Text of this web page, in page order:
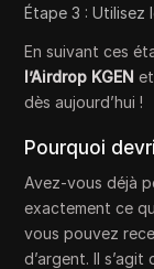
Étape 3 : Utilisez
En suivant ces
l’Airdrop KGEN
dès aujourd’hui !
Pourquoi
Avez-vous déjà
exactement ce
vous pouvez
d’argent. Il